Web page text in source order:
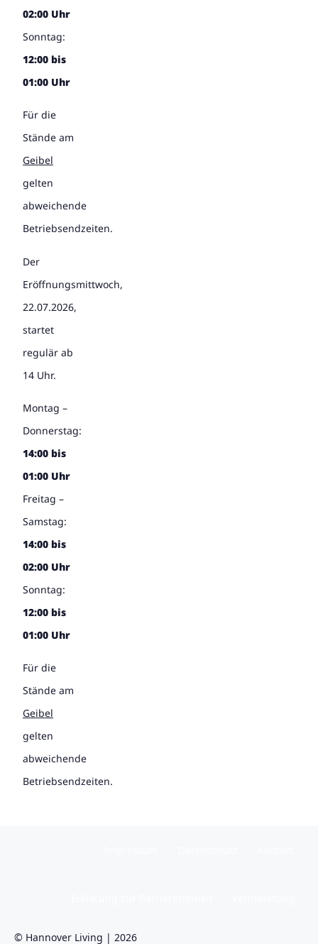
02:00 Uhr
Sonntag:
12:00 bis
01:00 Uhr
Für die
Stände am
Geibel
gelten
abweichende
Betriebsendzeiten.
Der
Eröffnungsmittwoch,
22.07.2026,
startet
regulär ab
14 Uhr.
Montag –
Donnerstag:
14:00 bis
01:00 Uhr
Freitag –
Samstag:
14:00 bis
02:00 Uhr
Sonntag:
12:00 bis
01:00 Uhr
Für die
Stände am
Geibel
gelten
abweichende
Betriebsendzeiten.
© Hannover Living | 2026